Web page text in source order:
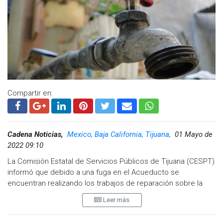
Mirador Capistrano
Vista Real
Visita y accede a todo nuestro contenido |
www.cadenanoticias.com| Twitter: @cadena_noticias
Facebook:@cadenanoticiasmx | Instagram:
@cadena_noticias| TikTok: @CadenaNoticias| Telegram:
https://t.me/GrupoCadenaResumen|
Compartir en:
Cadena Noticias, Mexico, Baja California, Tijuana, 01 Mayo de
2022 09:10
La Comisión Estatal de Servicios Públicos de Tijuana (CESPT)
informó que debido a una fuga en el Acueducto se
encuentran realizando los trabajos de reparación sobre la
Rampa Central Camionera en la Colonia Glorieta Centenario,
por lo que se presenta falta de agua o baja presión en
algunas áreas.
Leer más